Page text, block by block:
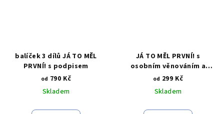
balíček 3 dílů JÁ TO MĚL
PRVNÍ! s podpisem
od 790 Kč
Skladem
JÁ TO MĚL PRVNÍ! s
osobním věnováním a
ilustrací na míru
od 299 Kč
Skladem